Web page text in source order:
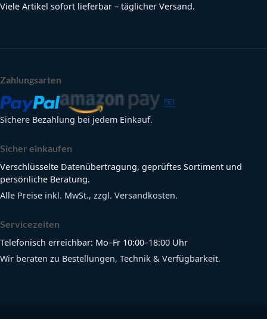
Viele Artikel sofort lieferbar – täglicher Versand.
Zahlungsarten
Sichere Bezahlung bei jedem Einkauf.
Sicher einkaufen
Verschlüsselte Datenübertragung, geprüftes Sortiment und
persönliche Beratung.
Alle Preise inkl. MwSt., zzgl. Versandkosten.
Servicezeiten
Telefonisch erreichbar: Mo–Fr 10:00–18:00 Uhr
Wir beraten zu Bestellungen, Technik & Verfügbarkeit.